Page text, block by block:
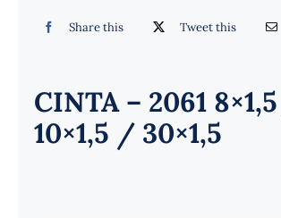
Share this Tweet this
CINTA – 2061
10×1,5 / 30×1,5